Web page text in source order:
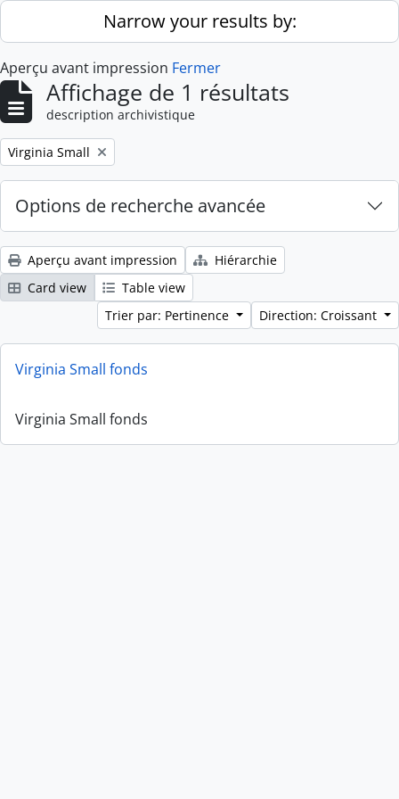
Skip to main contentNarrow your results by:
Aperçu avant impression Fermer
Affichage de 1 résultats
description archivistique
Remove filter:
Virginia Small
Options de recherche avancée
Aperçu avant impression
Hiérarchie
Card view
Table view
Trier par: Pertinence
Direction: Croissant
Virginia Small fonds
Virginia Small fonds